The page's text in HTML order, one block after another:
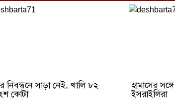
নিবন্ধনে সাড়া নেই, খালি ৮২
কোটা
হামাসের
ইসরাইলিরা